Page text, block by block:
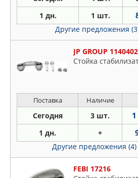
1 дн. 1 шт.
Другие предложения
JP GROUP
Стойка
Поставка Наличие
Сегодня 3 шт.
1 дн. +
Другие предложения (4)
FEBI 17216